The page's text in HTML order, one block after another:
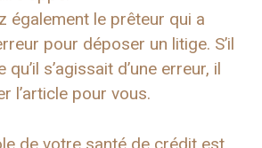
également le prêteur qui a
pour déposer un litige. S’il
qu’il s’agissait d’une erreur, il
l’article pour vous.
de votre santé de crédit est